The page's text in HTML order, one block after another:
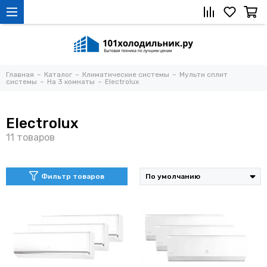
Главная Каталог Климатические системы
Мульти сплит
системы
На 3 комнаты Electrolux
Electrolux
Фильтр товаров